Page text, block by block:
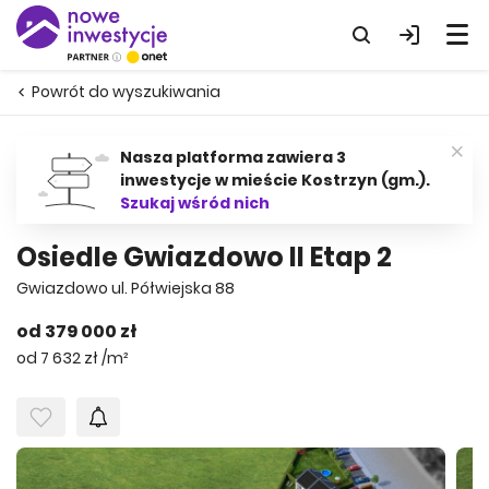
Powrót do wyszukiwania
Nasza platforma zawiera 3
inwestycje w mieście Kostrzyn (gm.).
Szukaj wśród nich
Osiedle Gwiazdowo II Etap 2
Gwiazdowo ul. Półwiejska 88
od 379 000 zł
od 7 632 zł /m²